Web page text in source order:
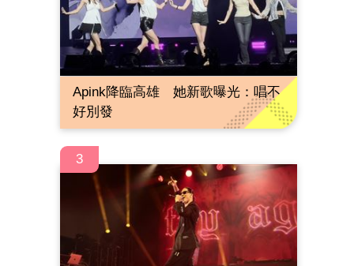
Apink降臨高雄 她新歌曝光：唱不
好別發
3